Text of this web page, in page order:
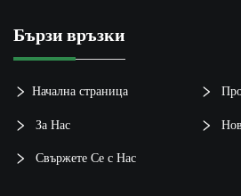
Бързи връзки
Начална страница
За Нас
Свържете Се с Нас